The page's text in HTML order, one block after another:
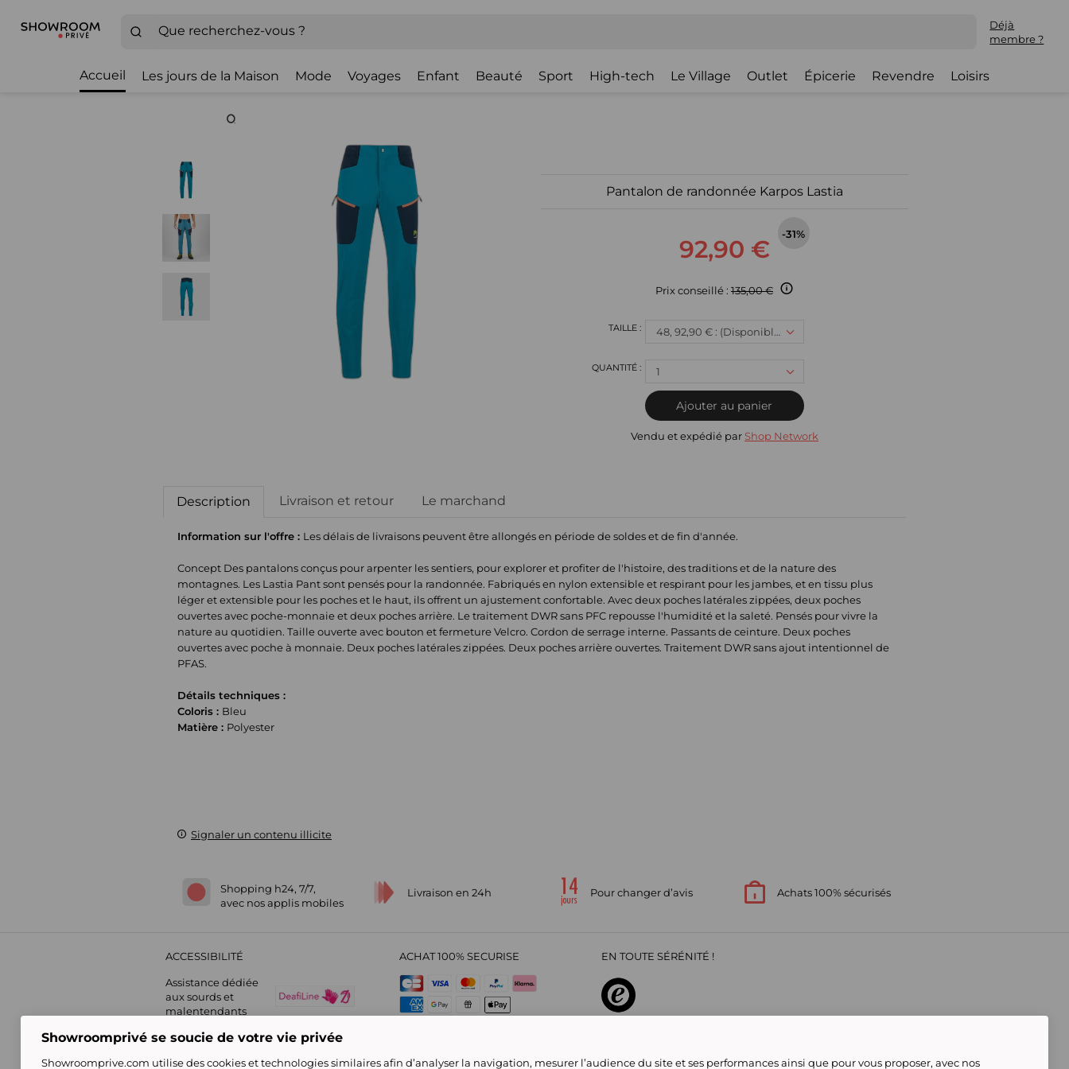
Déjà
membre ?
Accueil Les jours de la Maison Mode Voyages Enfant Beauté Sport High-tech Le Village Outlet Épicerie Revendre Loisirs
Pantalon de randonnée Karpos Lastia
92,90 €
-31%
Prix conseillé : 135,00 €
48, 92,90 € : (Disponible)
1
Ajouter au panier
Vendu et expédié par Shop Network
Description Livraison et retour Le marchand
Information sur l'offre : Les délais de livraisons peuvent être allongés en période de soldes et de fin d'année.
Concept Des pantalons conçus pour arpenter les sentiers, pour explorer et profiter de l'histoire, des traditions et de la nature des
montagnes. Les Lastia Pant sont pensés pour la randonnée. Fabriqués en nylon extensible et respirant pour les jambes, et en tissu plus
léger et extensible pour les poches et le haut, ils offrent un ajustement confortable. Avec deux poches latérales zippées, deux poches
ouvertes avec poche-monnaie et deux poches arrière. Le traitement DWR sans PFC repousse l'humidité et la saleté. Pensés pour vivre la
nature au quotidien. Taille ouverte avec bouton et fermeture Velcro. Cordon de serrage interne. Passants de ceinture. Deux poches
ouvertes avec poche à monnaie. Deux poches latérales zippées. Deux poches arrière ouvertes. Traitement DWR sans ajout intentionnel de
PFAS.
Détails techniques :
Coloris : Bleu
Matière : Polyester
Signaler un contenu illicite
Shopping h24, 7/7,
avec nos applis mobiles
Livraison en 24h Pour changer d’avis Achats 100% sécurisés
ACCESSIBILITÉ
Assistance dédiée
aux sourds et
malentendants
ACHAT 100% SECURISE EN TOUTE SÉRÉNITÉ !
Showroomprivé se soucie de votre vie privée
Showroomprive.com utilise des cookies et technologies similaires afin d’analyser la navigation, mesurer l’audience du site et ses performances ainsi que pour vous proposer, avec nos